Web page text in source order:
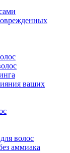
ваших
волос
аммиака